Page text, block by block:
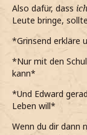
Also dafür, dass ich
Leute bringe,
*Grinsend erkläre
*Nur mit den
kann*
*Und Edward
Leben will*
Wenn du dir dann